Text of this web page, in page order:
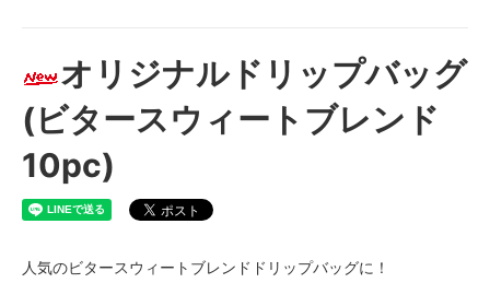
オリジナルドリップバッグ
(ビタースウィートブレンド
10pc)
人気のビタースウィートブレンドドリップバッグに！